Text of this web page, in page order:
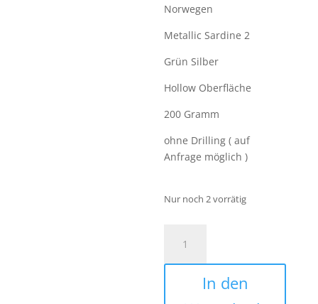
Norwegen
Metallic Sardine 2
Grün Silber
Hollow Oberfläche
200 Gramm
ohne Drilling ( auf
Anfrage möglich )
Nur noch 2 vorrätig
METALLIC
SARDINE
In den